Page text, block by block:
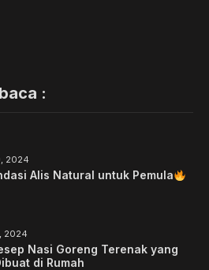
:
2024
Alis Natural untuk Pemula
2024
Nasi Goreng Terenak yang
di Rumah